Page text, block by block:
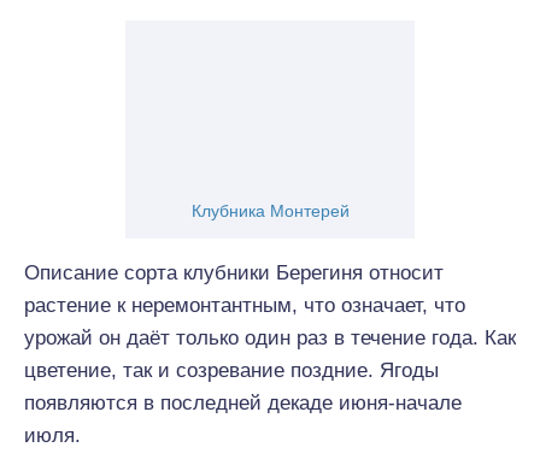
Клубника Монтерей
Описание сорта клубники Берегиня относит
растение к неремонтантным, что означает, что
урожай он даёт только один раз в течение года. Как
цветение, так и созревание поздние. Ягоды
появляются в последней декаде июня-начале
июля.